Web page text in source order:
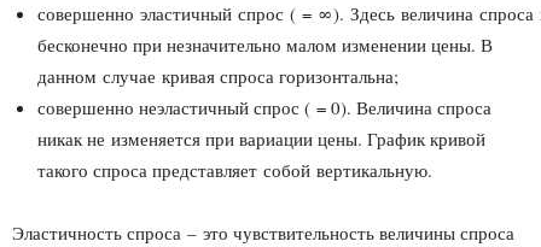
совершенно эластичный спрос ( = ∞). Здесь величина спроса
бесконечно при незначительно малом изменении цены. В
данном случае кривая спроса горизонтальна;
совершенно неэластичный спрос ( = 0). Величина спроса
никак не изменяется при вариации цены. График кривой
такого спроса представляет собой вертикальную.
Эластичность спроса – это чувствительность величины спроса